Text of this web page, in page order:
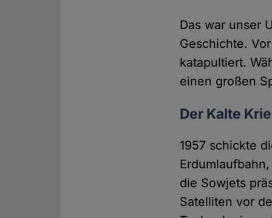
Das war unser
Geschichte.
katapultiert.
einen großen
Der Kalte
1957 schickte
die Sowjets
Satelliten vor